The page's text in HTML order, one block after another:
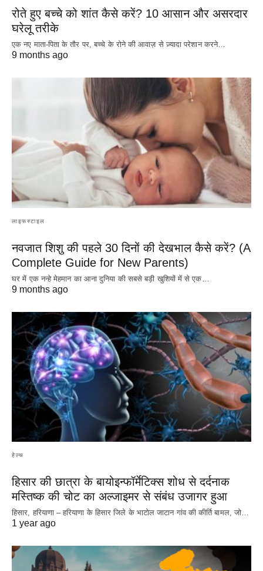
रोते हुए बच्चे को शांत कैसे करें? 10 आसान और असरदार
घरेलू तरीके
एक नए माता-पिता के तौर पर, बच्चे के रोने की आवाज़ से ज़्यादा परेशान करने…
9 months ago
लाइफस्टाइल
नवजात शिशु की पहले 30 दिनों की देखभाल कैसे करें? (A
Complete Guide for New Parents)
घर में एक नन्हे मेहमान का आना दुनिया की सबसे बड़ी खुशियों में से एक…
9 months ago
हेल्थ
हिसार की छात्रा के बायोइन्फॉर्मेटिक्स शोध से दर्दनाक
मस्तिष्क की चोट का अल्जाइमर से संबंध उजागर हुआ
हिसार, हरियाणा – हरियाणा के हिसार जिले के भाटोल जाटान गांव की कीर्ति बामल, जो…
1 year ago